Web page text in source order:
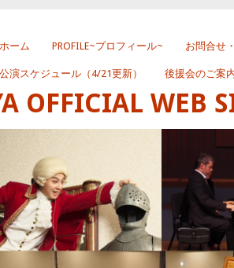
ホーム PROFILE~プロフィール~ お問合せ
公演スケジュール（4/21更新） 後援会のご案
OFFICIAL WEB